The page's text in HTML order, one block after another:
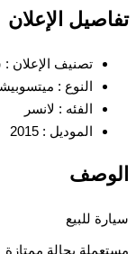
تفاصيل الإعلان
تصنيف الإعلان :
النوع :
الفئه : لانسر
الموديل : 2015
الوصف
سيارة للبيع
مستعملة بحالة ممتازة